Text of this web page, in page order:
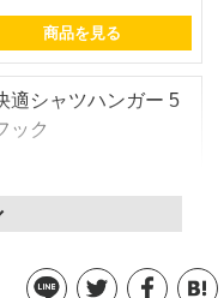
商品を見る